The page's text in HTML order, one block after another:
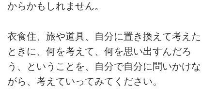
からかもしれません。
衣食住、旅や道具、自分に置き換えて考えた
ときに、何を考えて、何を思い出すんだろ
う、ということを、自分で自分に問いかけな
がら、考えていってみてください。